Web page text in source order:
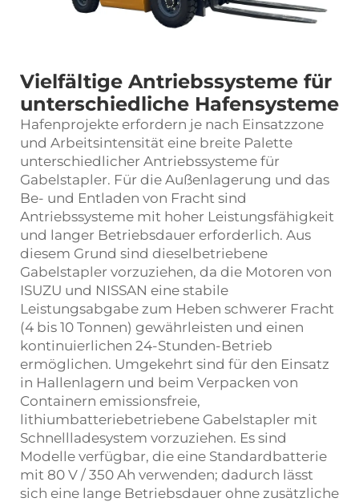
Vielfältige Antriebssysteme für
unterschiedliche Hafensysteme
Hafenprojekte erfordern je nach Einsatzzone
und Arbeitsintensität eine breite Palette
unterschiedlicher Antriebssysteme für
Gabelstapler. Für die Außenlagerung und das
Be- und Entladen von Fracht sind
Antriebssysteme mit hoher Leistungsfähigkeit
und langer Betriebsdauer erforderlich. Aus
diesem Grund sind dieselbetriebene
Gabelstapler vorzuziehen, da die Motoren von
ISUZU und NISSAN eine stabile
Leistungsabgabe zum Heben schwerer Fracht
(4 bis 10 Tonnen) gewährleisten und einen
kontinuierlichen 24-Stunden-Betrieb
ermöglichen. Umgekehrt sind für den Einsatz
in Hallenlagern und beim Verpacken von
Containern emissionsfreie,
lithiumbatteriebetriebene Gabelstapler mit
Schnellladesystem vorzuziehen. Es sind
Modelle verfügbar, die eine Standardbatterie
mit 80 V / 350 Ah verwenden; dadurch lässt
sich eine lange Betriebsdauer ohne zusätzliche